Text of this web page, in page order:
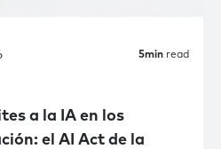
5min read
a la IA en los
el AI Act de la